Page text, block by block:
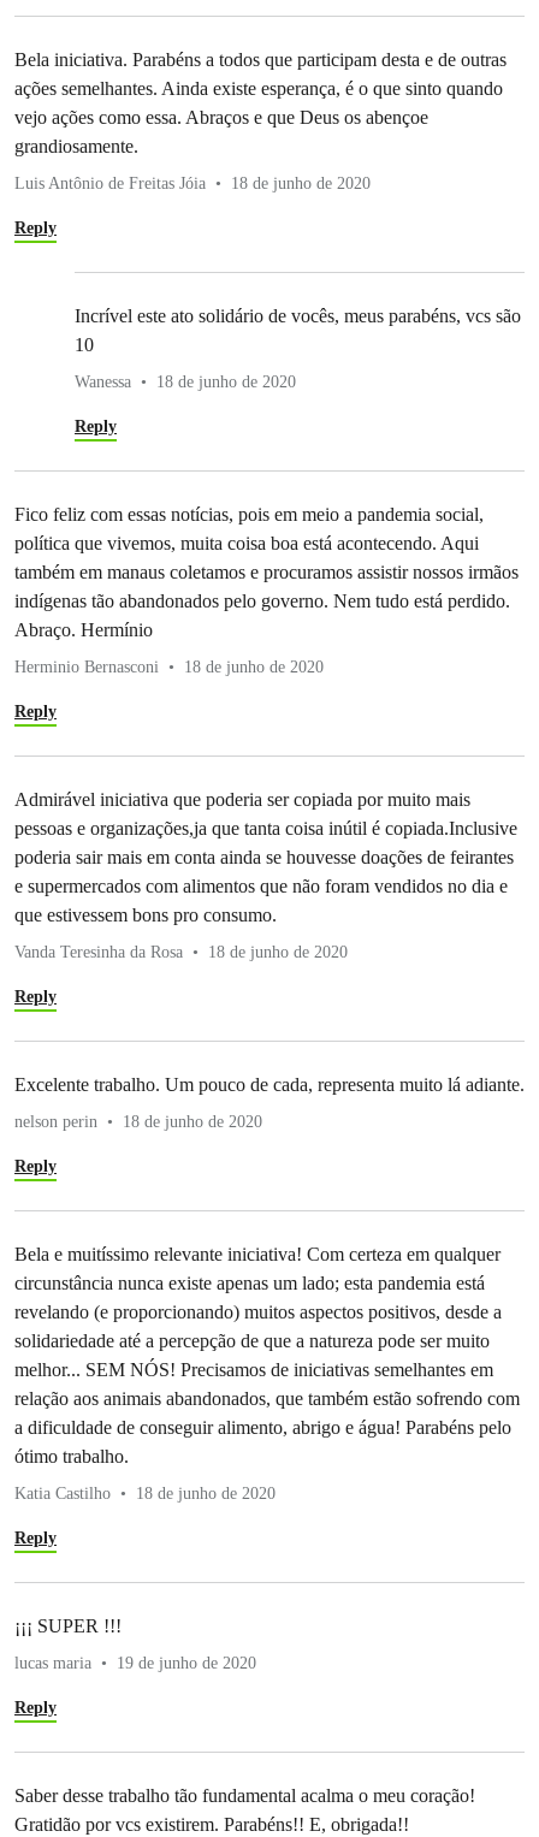
Bela iniciativa. Parabéns a todos que participam desta e de outras
ações semelhantes. Ainda existe esperança, é o que sinto quando
vejo ações como essa. Abraços e que Deus os abençoe
grandiosamente.
Luis Antônio de Freitas Jóia 18 de junho de 2020
Reply
Incrível este ato solidário de vocês, meus parabéns, vcs são
10
Wanessa 18 de junho de 2020
Reply
Fico feliz com essas notícias, pois em meio a pandemia social,
política que vivemos, muita coisa boa está acontecendo. Aqui
também em manaus coletamos e procuramos assistir nossos irmãos
indígenas tão abandonados pelo governo. Nem tudo está perdido.
Abraço. Hermínio
Herminio Bernasconi 18 de junho de 2020
Reply
Admirável iniciativa que poderia ser copiada por muito mais
pessoas e organizações,ja que tanta coisa inútil é copiada.Inclusive
poderia sair mais em conta ainda se houvesse doações de feirantes
e supermercados com alimentos que não foram vendidos no dia e
que estivessem bons pro consumo.
Vanda Teresinha da Rosa 18 de junho de 2020
Reply
Excelente trabalho. Um pouco de cada, representa muito lá adiante.
nelson perin 18 de junho de 2020
Reply
Bela e muitíssimo relevante iniciativa! Com certeza em qualquer
circunstância nunca existe apenas um lado; esta pandemia está
revelando (e proporcionando) muitos aspectos positivos, desde a
solidariedade até a percepção de que a natureza pode ser muito
melhor... SEM NÓS! Precisamos de iniciativas semelhantes em
relação aos animais abandonados, que também estão sofrendo com
a dificuldade de conseguir alimento, abrigo e água! Parabéns pelo
ótimo trabalho.
Katia Castilho 18 de junho de 2020
Reply
¡¡¡ SUPER !!!
lucas maria 19 de junho de 2020
Reply
Saber desse trabalho tão fundamental acalma o meu coração!
Gratidão por vcs existirem. Parabéns!! E, obrigada!!